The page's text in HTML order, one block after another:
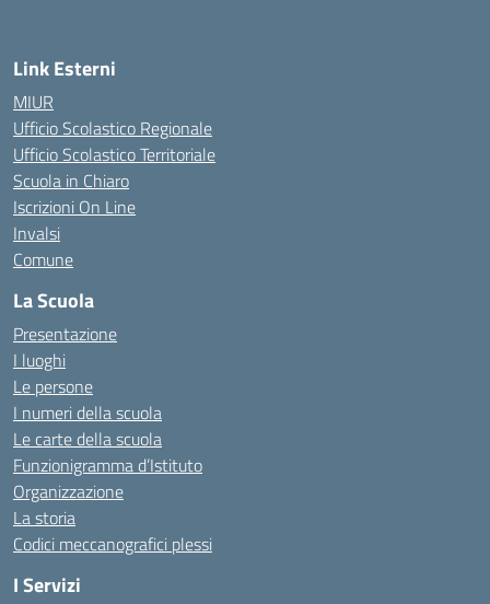
Link Esterni
MIUR
Ufficio Scolastico Regionale
Ufficio Scolastico Territoriale
Scuola in Chiaro
Iscrizioni On Line
Invalsi
Comune
La Scuola
Presentazione
I luoghi
Le persone
I numeri della scuola
Le carte della scuola
Funzionigramma d’Istituto
Organizzazione
La storia
Codici meccanografici plessi
I Servizi